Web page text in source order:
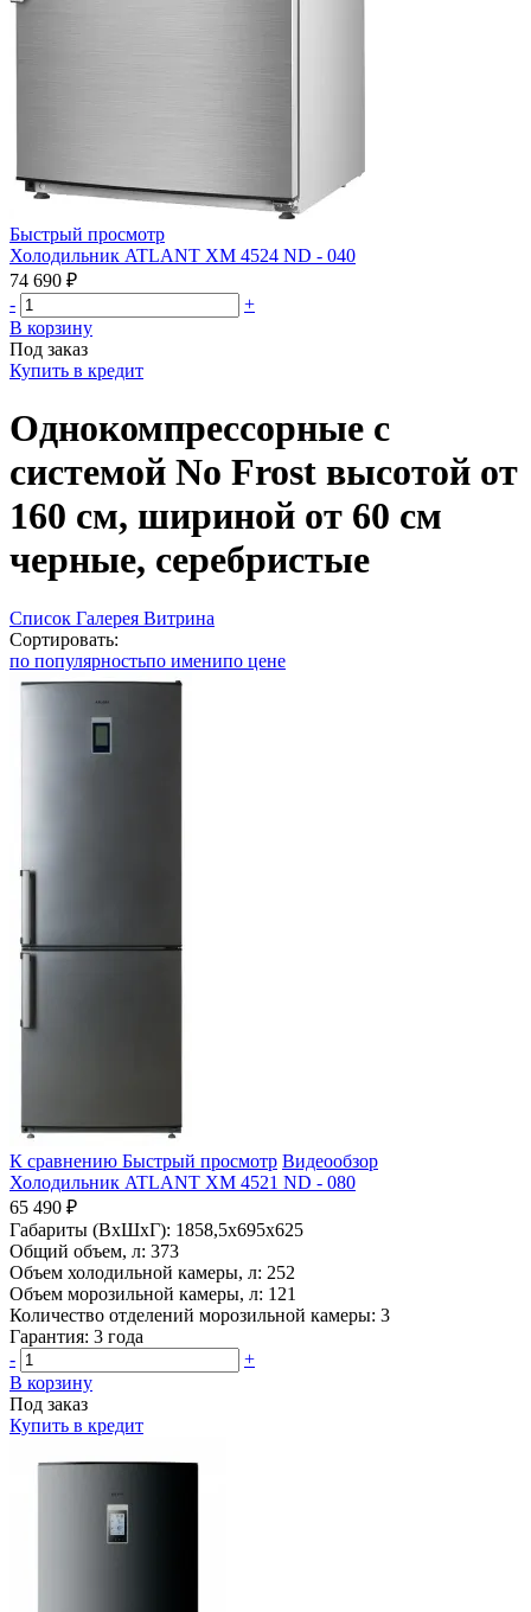
Быстрый просмотр
Холодильник ATLANT ХМ 4524 ND - 040
74 690 ₽
-
+
В корзину
Под заказ
Купить в кредит
Однокомпрессорные с
системой No Frost высотой от
160 см, шириной от 60 см
черные, серебристые
Список Галерея Витрина
Сортировать:
по популярностьпо именипо цене
К сравнению Быстрый просмотр Видеообзор
Холодильник ATLANT ХМ 4521 ND - 080
65 490 ₽
Габариты (ВхШхГ): 1858,5x695x625
Общий объем, л: 373
Объем холодильной камеры, л: 252
Объем морозильной камеры, л: 121
Количество отделений морозильной камеры: 3
Гарантия: 3 года
-
+
В корзину
Под заказ
Купить в кредит